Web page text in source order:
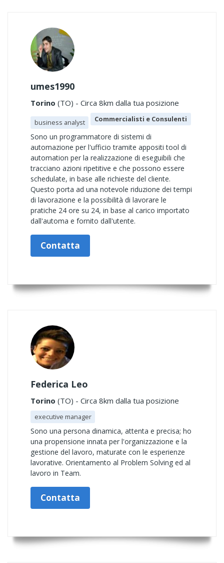
umes1990
Torino (TO) - Circa 8km dalla tua posizione
business analyst Commercialisti e Consulenti
Sono un programmatore di sistemi di
automazione per l'ufficio tramite appositi tool di
automation per la realizzazione di eseguibili che
tracciano azioni ripetitive e che possono essere
schedulate, in base alle richieste del cliente.
Questo porta ad una notevole riduzione dei tempi
di lavorazione e la possibilità di lavorare le
pratiche 24 ore su 24, in base al carico importato
dall'automa e fornito dall'utente.
Contatta
Federica Leo
Torino (TO) - Circa 8km dalla tua posizione
executive manager
Sono una persona dinamica, attenta e precisa; ho
una propensione innata per l'organizzazione e la
gestione del lavoro, maturate con le esperienze
lavorative. Orientamento al Problem Solving ed al
lavoro in Team.
Contatta